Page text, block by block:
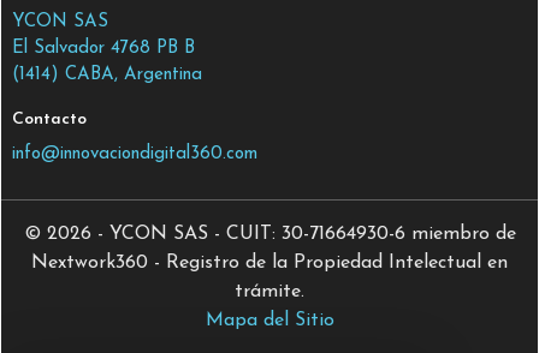
YCON SAS
El Salvador 4768 PB B
(1414) CABA, Argentina
Contacto
info@innovaciondigital360.com
© 2026 - YCON SAS - CUIT: 30-71664930-6 miembro de
Nextwork360 - Registro de la Propiedad Intelectual en
trámite.
Mapa del Sitio